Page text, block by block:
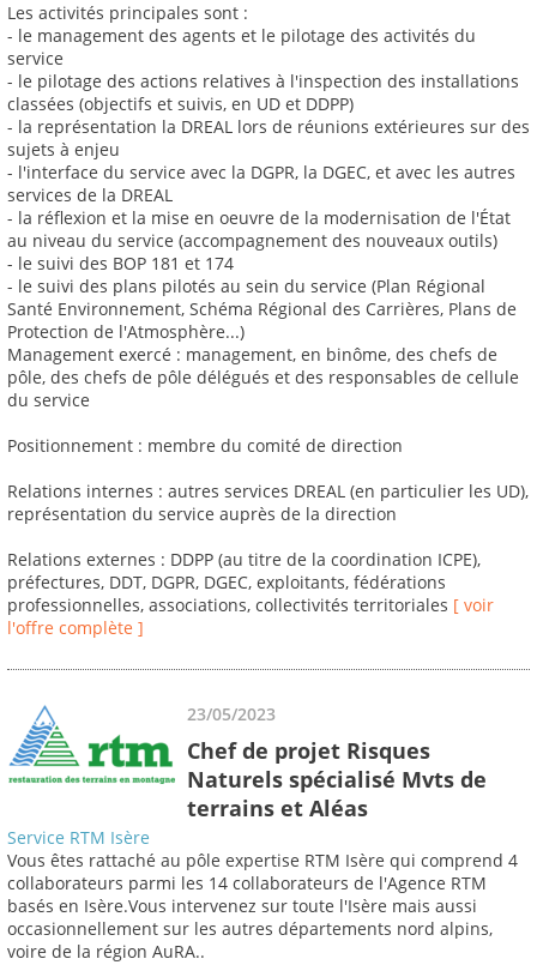
Les activités principales sont :
- le management des agents et le pilotage des activités du
service
- le pilotage des actions relatives à l'inspection des installations
classées (objectifs et suivis, en UD et DDPP)
- la représentation la DREAL lors de réunions extérieures sur des
sujets à enjeu
- l'interface du service avec la DGPR, la DGEC, et avec les autres
services de la DREAL
- la réflexion et la mise en oeuvre de la modernisation de l'État
au niveau du service (accompagnement des nouveaux outils)
- le suivi des BOP 181 et 174
- le suivi des plans pilotés au sein du service (Plan Régional
Santé Environnement, Schéma Régional des Carrières, Plans de
Protection de l'Atmosphère...)
Management exercé : management, en binôme, des chefs de
pôle, des chefs de pôle délégués et des responsables de cellule
du service
Positionnement : membre du comité de direction
Relations internes : autres services DREAL (en particulier les UD),
représentation du service auprès de la direction
Relations externes : DDPP (au titre de la coordination ICPE),
préfectures, DDT, DGPR, DGEC, exploitants, fédérations
professionnelles, associations, collectivités territoriales [ voir
l'offre complète ]
23/05/2023
Chef de projet Risques
Naturels spécialisé Mvts de
terrains et Aléas
Service RTM Isère
Vous êtes rattaché au pôle expertise RTM Isère qui comprend 4
collaborateurs parmi les 14 collaborateurs de l'Agence RTM
basés en Isère.Vous intervenez sur toute l'Isère mais aussi
occasionnellement sur les autres départements nord alpins,
voire de la région AuRA..